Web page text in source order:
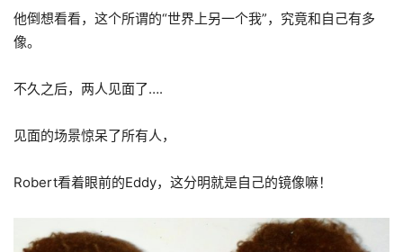
他倒想看看，这个所谓的“世界上另一个我”，究竟和自己有多
像。
不久之后，两人见面了….
见面的场景惊呆了所有人，
Robert看着眼前的Eddy，这分明就是自己的镜像嘛！